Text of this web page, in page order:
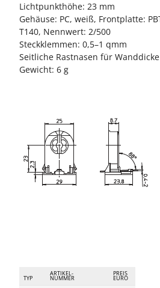
Lichtpunkthöhe: 23 mm
Gehäuse: PC, weiß, Frontplatte:
T140, Nennwert: 2/500
Steckklemmen: 0,5–1 qmm
Seitliche Rastnasen für
Gewicht: 6 g
TYP
ARTIKEL-
NUMMER
PREIS
EURO